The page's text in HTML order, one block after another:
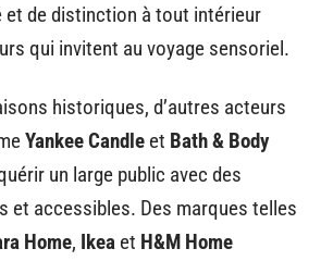
et de distinction à tout intérieur
qui invitent au voyage sensoriel.
historiques, d’autres acteurs
Yankee Candle et Bath & Body
un large public avec des
et accessibles. Des marques telles
Home, Ikea et H&M Home